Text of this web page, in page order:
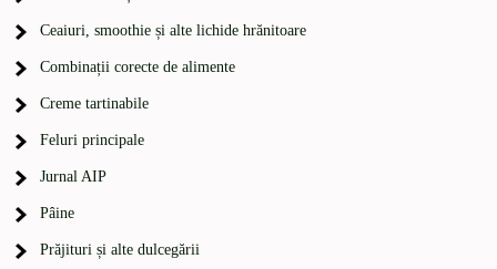
Ceaiuri, smoothie și alte lichide hrănitoare
Combinații corecte de alimente
Creme tartinabile
Feluri principale
Jurnal AIP
Pâine
Prăjituri și alte dulcegării